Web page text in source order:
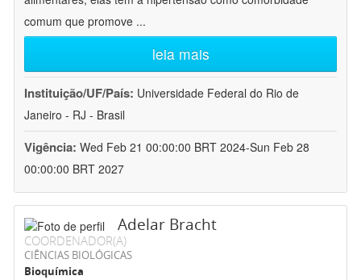
comum que promove ...
leia mais
Instituição/UF/País: Universidade Federal do Rio de
Janeiro - RJ - Brasil
Vigência: Wed Feb 21 00:00:00 BRT 2024-Sun Feb 28
00:00:00 BRT 2027
Adelar Bracht
COORDENADOR(A)
CIÊNCIAS BIOLÓGICAS
Bioquímica